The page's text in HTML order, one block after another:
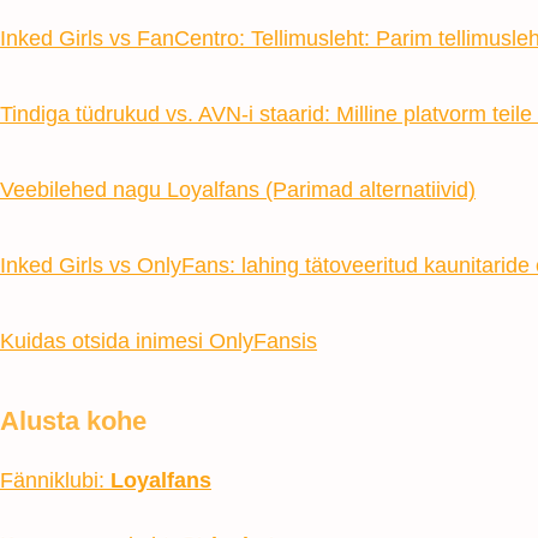
Inked Girls vs FanCentro: Tellimusleht: Parim
Tindiga tüdrukud vs. AVN-i staarid: Milline platvorm teile
Veebilehed nagu Loyalfans (Parimad alternatiivid)
Inked Girls vs OnlyFans: lahing tätoveeritud kaunitaride
Kuidas otsida inimesi OnlyFansis
Alusta kohe
Fänniklubi: Loyalfans